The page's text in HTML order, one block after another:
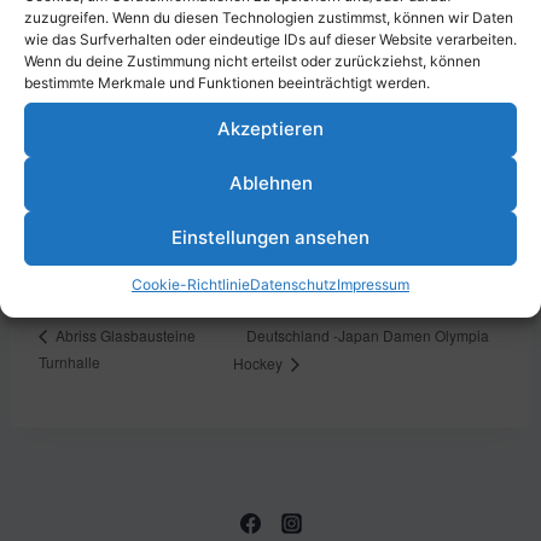
zuzugreifen. Wenn du diesen Technologien zustimmst, können wir Daten
wie das Surfverhalten oder eindeutige IDs auf dieser Website verarbeiten.
Wenn du deine Zustimmung nicht erteilst oder zurückziehst, können
bestimmte Merkmale und Funktionen beeinträchtigt werden.
Akzeptieren
Ablehnen
Einstellungen ansehen
Cookie-RichtlinieDatenschutzImpressum
Zum Kalender hinzufügen
17:00 - 19:00
Abriss Glasbausteine
Turnhalle
Deutschland -Japan Damen Olympia
Hockey